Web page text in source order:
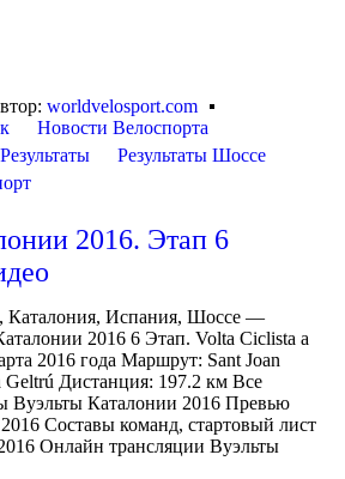
worldvelosport.com
Новости Велоспорта
Результаты
Результаты Шоссе
2016. Этап 6
Каталония, Испания, Шоссе —
2016 6 Этап. Volta Ciclista a
2016 года Маршрут: Sant Joan
Дистанция: 197.2 км Все
Вуэльты Каталонии 2016 Превью
Составы команд, стартовый лист
Онлайн трансляции Вуэльты